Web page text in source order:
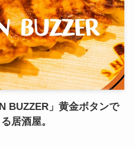
BUZZER」黄金ボタンで
居酒屋。